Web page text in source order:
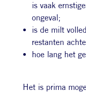
is vaak
ongeval;
is de milt
restanten
hoe lang het
Het is prima